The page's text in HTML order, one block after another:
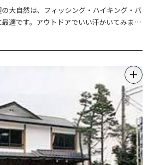
大自然は、フィッシング・ハイキング・バ
適です。アウトドアでいい汗かいてみませ
もお気軽にお問合わせください。